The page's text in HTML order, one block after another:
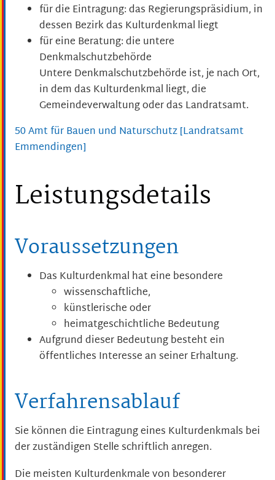
für die Eintragung: das Regierungspräsidium, in
dessen Bezirk das Kulturdenkmal liegt
für eine Beratung: die untere
Denkmalschutzbehörde
Untere Denkmalschutzbehörde ist, je nach Ort,
in dem das Kulturdenkmal liegt, die
Gemeindeverwaltung oder das Landratsamt.
50 Amt für Bauen und Naturschutz [Landratsamt
Emmendingen]
Leistungsdetails
Voraussetzungen
Das Kulturdenkmal hat eine besondere
wissenschaftliche,
künstlerische oder
heimatgeschichtliche Bedeutung
Aufgrund dieser Bedeutung besteht ein
öffentliches Interesse an seiner Erhaltung.
Verfahrensablauf
Sie können die Eintragung eines Kulturdenkmals bei
der zuständigen Stelle schriftlich anregen.
Die meisten Kulturdenkmale von besonderer